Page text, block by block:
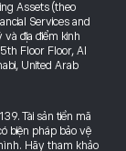
Assets (theo
Services and
và địa điểm kinh
Floor Floor, Al
United Arab
Tài sản tiền mã
biện pháp bảo vệ
Hãy tham khảo